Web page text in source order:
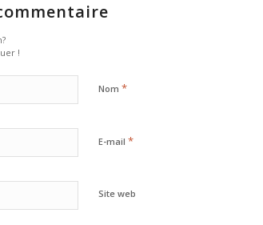
!
Nom*
E-mail*
Site web